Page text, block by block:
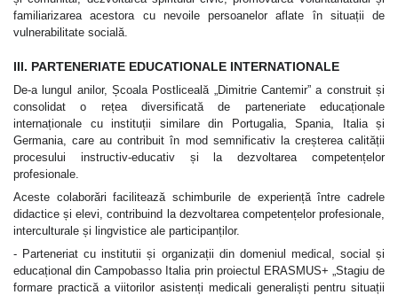
familiarizarea acestora cu nevoile persoanelor aflate în situații de
vulnerabilitate socială.
III. PARTENERIATE EDUCATIONALE INTERNATIONALE
De-a lungul anilor, Școala Postliceală „Dimitrie Cantemir” a construit și
consolidat o rețea diversificată de parteneriate educaționale
internaționale cu instituții similare din Portugalia, Spania, Italia și
Germania, care au contribuit în mod semnificativ la creșterea calității
procesului instructiv-educativ și la dezvoltarea competențelor
profesionale.
Aceste colaborări facilitează schimburile de experiență între cadrele
didactice și elevi, contribuind la dezvoltarea competențelor profesionale,
interculturale și lingvistice ale participanților.
- Parteneriat cu institutii și organizații din domeniul medical, social și
educațional din Campobasso Italia prin proiectul ERASMUS+ „Stagiu de
formare practică a viitorilor asistenți medicali generaliști pentru situații